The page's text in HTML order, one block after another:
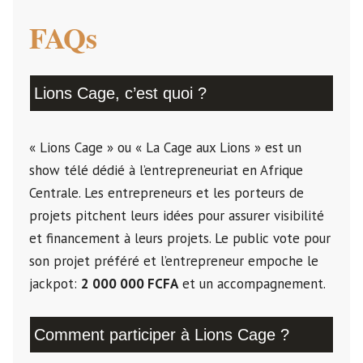
FAQs
Lions Cage, c’est quoi ?
« Lions Cage » ou « La Cage aux Lions » est un
show télé dédié à l’entrepreneuriat en Afrique
Centrale. Les entrepreneurs et les porteurs de
projets pitchent leurs idées pour assurer visibilité
et financement à leurs projets. Le public vote pour
son projet préféré et l’entrepreneur empoche le
jackpot: 2 000 000 FCFAet un accompagnement.
Comment participer à Lions Cage ?